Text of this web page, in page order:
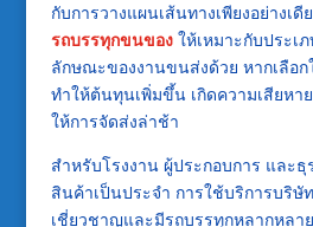
กับการวางแผนเส้นทางเพียงอย่างเดี
รถบรรทุกขนของให้เหมาะกับประเ
ลักษณะของงานขนส่งด้วย หากเลือก
ทำให้ต้นทุนเพิ่มขึ้น เกิดความเสียหา
ให้การจัดส่งล่าช้า
สำหรับโรงงาน ผู้ประกอบการ และ
สินค้าเป็นประจำ การใช้บริการบริ
เชี่ยวชาญและมีรถบรรทุกหลากหลา